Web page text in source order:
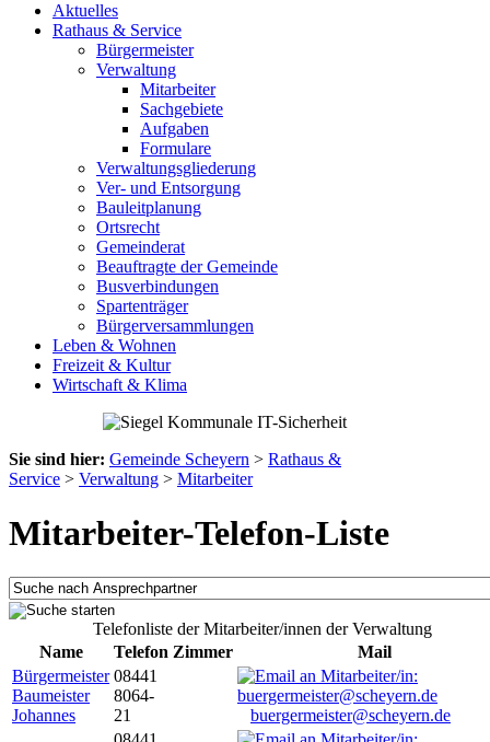
Aktuelles
Rathaus & Service
Bürgermeister
Verwaltung
Mitarbeiter
Sachgebiete
Aufgaben
Formulare
Verwaltungsgliederung
Ver- und Entsorgung
Bauleitplanung
Ortsrecht
Gemeinderat
Beauftragte der Gemeinde
Busverbindungen
Spartenträger
Bürgerversammlungen
Leben & Wohnen
Freizeit & Kultur
Wirtschaft & Klima
Sie sind hier: Gemeinde Scheyern > Rathaus &
Service > Verwaltung > Mitarbeiter
Mitarbeiter-Telefon-Liste
Telefonliste der Mitarbeiter/innen der Verwaltung
Name
Telefon Zimmer
Mail
Bürgermeister
Baumeister
Johannes
08441
8064-
21
buergermeister@scheyern.de